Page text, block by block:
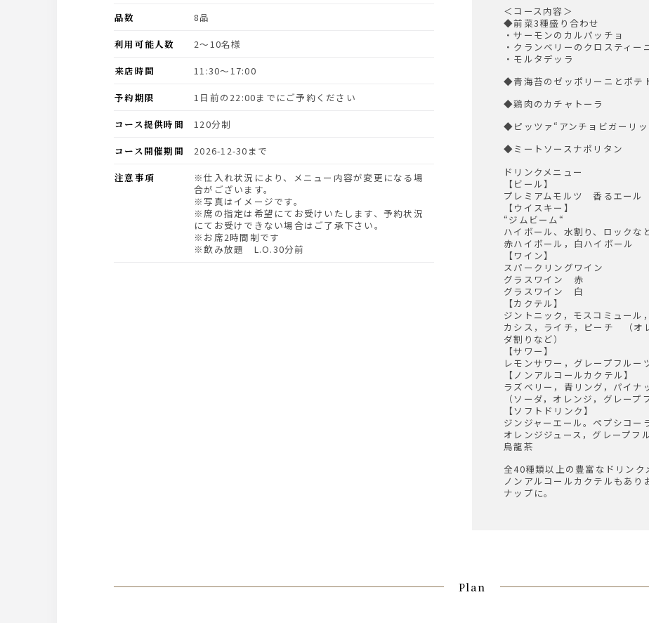
＜コース内容＞
◆前菜3種盛り合わせ
・サーモンのカルパッチョ
・クランベリーのクロスティー
・モルタデッラ
◆青海苔のゼッポリーニとポテ
◆鶏肉のカチャトーラ
◆ピッツァ“アンチョビガーリッ
◆ミートソースナポリタン
ドリンクメニュー
【ビール】
プレミアムモルツ 香るエール
【ウイスキー】
“ジムビーム“
ハイボール、水割り、ロックな
赤ハイボール，白ハイボール
【ワイン】
スパークリングワイン
グラスワイン 赤
グラスワイン 白
【カクテル】
ジントニック，モスコミュール，
カシス，ライチ，ピーチ （オ
ダ割りなど）
【サワー】
レモンサワー，グレープフルー
【ノンアルコールカクテル】
ラズベリー，青リング，パイナ
（ソーダ，オレンジ，グレープ
【ソフトドリンク】
ジンジャーエール。ペプシコー
オレンジジュース，グレープフ
烏龍茶
全40種類以上の豊富なドリンク
ノンアルコールカクテルもあ
ナップに。
品数
8品
利用可能人数
2〜10名様
来店時間
11:30〜17:00
予約期限
1日前の22:00までにご予約ください
コース提供時間
120分制
コース開催期間
2026-12-30まで
注意事項
※仕入れ状況により、メニュー内容が変更になる場
合がございます。
※写真はイメージです。
※席の指定は希望にてお受けいたします、予約状況
にてお受けできない場合はご了承下さい。
※お席2時間制です
※飲み放題 L.O.30分前
Plan